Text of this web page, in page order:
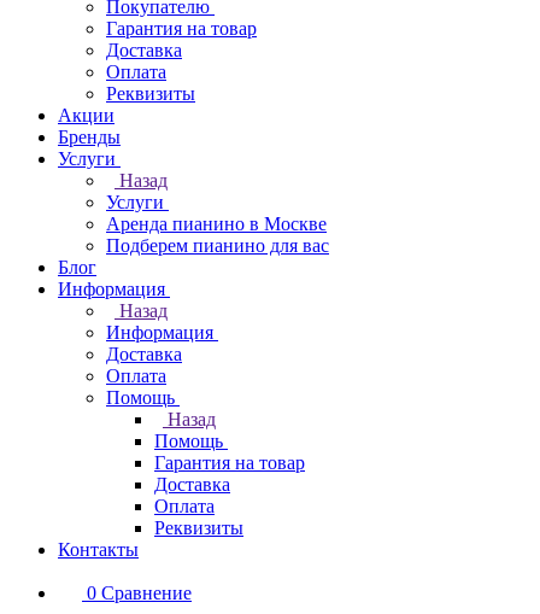
Покупателю
Гарантия на товар
Доставка
Оплата
Реквизиты
Акции
Бренды
Услуги
Назад
Услуги
Аренда пианино в Москве
Подберем пианино для вас
Блог
Информация
Назад
Информация
Доставка
Оплата
Помощь
Назад
Помощь
Гарантия на товар
Доставка
Оплата
Реквизиты
Контакты
0 Сравнение